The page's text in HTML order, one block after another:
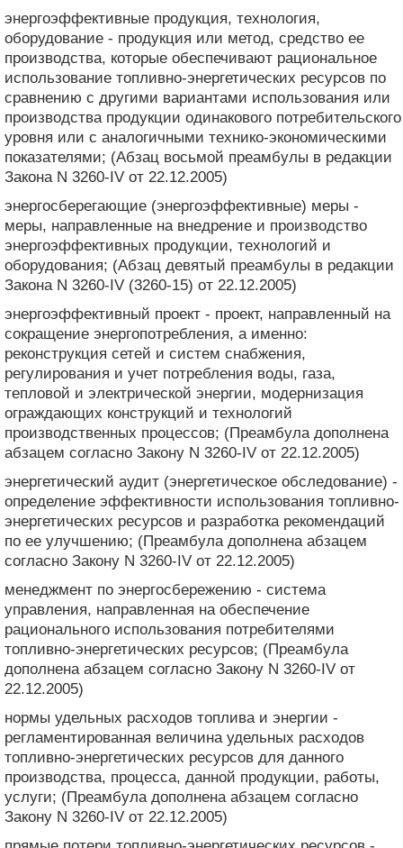
энергоэффективные продукция, технология,
оборудование - продукция или метод, средство ее
производства, которые обеспечивают рациональное
использование топливно-энергетических ресурсов по
сравнению с другими вариантами использования или
производства продукции одинакового потребительского
уровня или с аналогичными технико-экономическими
показателями; (Абзац восьмой преамбулы в редакции
Закона N 3260-IV от 22.12.2005)
энергосберегающие (энергоэффективные) меры -
меры, направленные на внедрение и производство
энергоэффективных продукции, технологий и
оборудования; (Абзац девятый преамбулы в редакции
Закона N 3260-IV (3260-15) от 22.12.2005)
энергоэффективный проект - проект, направленный на
сокращение энергопотребления, а именно:
реконструкция сетей и систем снабжения,
регулирования и учет потребления воды, газа,
тепловой и электрической энергии, модернизация
ограждающих конструкций и технологий
производственных процессов; (Преамбула дополнена
абзацем согласно Закону N 3260-IV от 22.12.2005)
энергетический аудит (энергетическое обследование) -
определение эффективности использования топливно-
энергетических ресурсов и разработка рекомендаций
по ее улучшению; (Преамбула дополнена абзацем
согласно Закону N 3260-IV от 22.12.2005)
менеджмент по энергосбережению - система
управления, направленная на обеспечение
рационального использования потребителями
топливно-энергетических ресурсов; (Преамбула
дополнена абзацем согласно Закону N 3260-IV от
22.12.2005)
нормы удельных расходов топлива и энергии -
регламентированная величина удельных расходов
топливно-энергетических ресурсов для данного
производства, процесса, данной продукции, работы,
услуги; (Преамбула дополнена абзацем согласно
Закону N 3260-IV от 22.12.2005)